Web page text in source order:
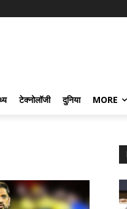
टेक्नोलॉजी दुनिया MORE